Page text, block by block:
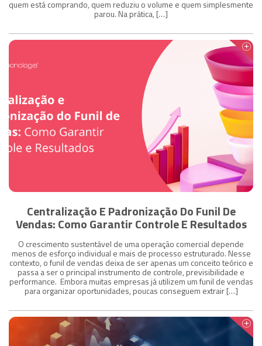
quem está comprando, quem reduziu o volume e quem simplesmente
parou. Na prática, […]
Centralização E Padronização Do Funil De
Vendas: Como Garantir Controle E Resultados
O crescimento sustentável de uma operação comercial depende
menos de esforço individual e mais de processo estruturado. Nesse
contexto, o funil de vendas deixa de ser apenas um conceito teórico e
passa a ser o principal instrumento de controle, previsibilidade e
performance. Embora muitas empresas já utilizem um funil de vendas
para organizar oportunidades, poucas conseguem extrair […]